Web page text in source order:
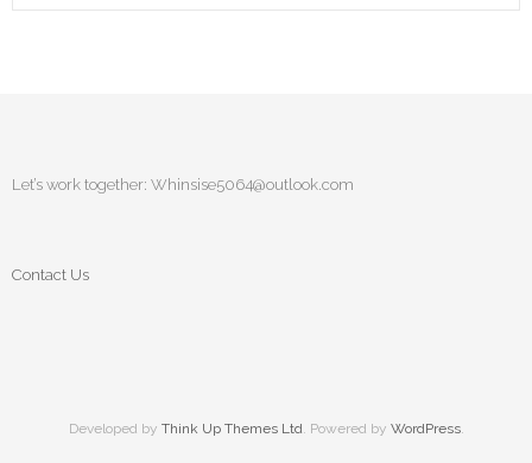
Let’s work together: Whinsise5064@outlook.com
Contact Us
Developed by Think Up Themes Ltd . Powered by WordPress.